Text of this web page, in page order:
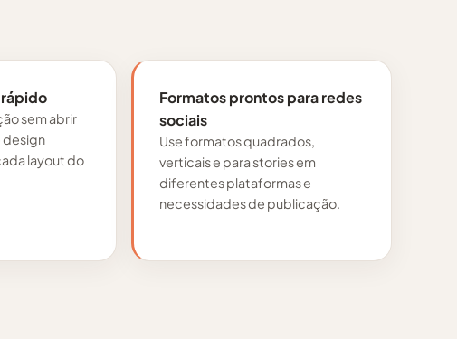
sem abrir
design
layout do
Formatos prontos para redes
sociais
Use formatos quadrados,
verticais e para stories em
diferentes plataformas e
necessidades de publicação.